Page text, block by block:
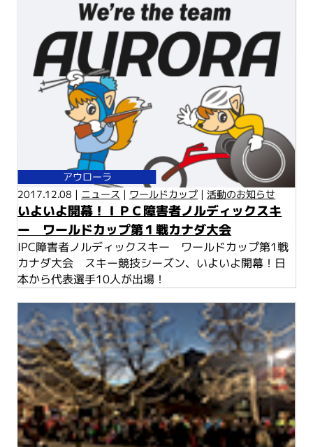
アウローラ
2017.12.08 | ニュース | ワールドカップ |活動のお知らせ
いよいよ開幕！ＩＰＣ障害者ノルディックスキ
ー ワールドカップ第１戦カナダ大会
IPC障害者ノルディックスキー ワールドカップ第1戦
カナダ大会 スキー競技シーズン、いよいよ開幕！日
本から代表選手10人が出場！